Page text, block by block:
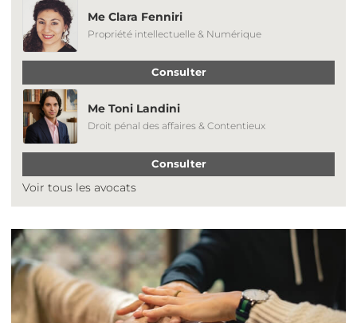
Me Clara Fenniri
Propriété intellectuelle & Numérique
Consulter
Me Toni Landini
Droit pénal des affaires & Contentieux
Consulter
Voir tous les avocats